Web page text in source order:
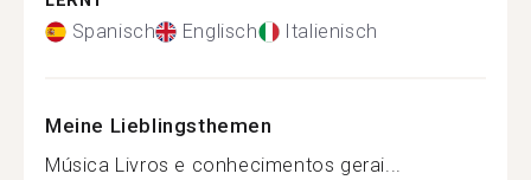
Spanisch Englisch Italienisch
Meine Lieblingsthemen
Música Livros e conhecimentos gerai...